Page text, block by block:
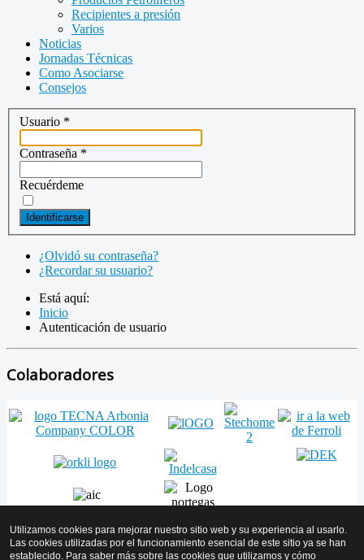
Recipientes a presión
Varios
Noticias
Jornadas Técnicas
Como Asociarse
Consejos
Usuario *
Contraseña *
Recuérdeme
Identificarse
¿Olvidó su contraseña?
¿Recordar su usuario?
Está aquí:
Inicio
Autenticación de usuario
Colaboradores
Utilizamos cookies para mejorar nuestro sitio web y su experiencia al usarlo.
Las cookies utilizadas por el funcionamiento esencial de este sitio ya se han
establecido. Para saber más sobre las cookies que utilizamos y cómo